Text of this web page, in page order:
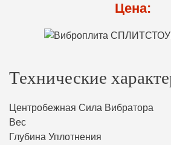
Цена:
Технические
Центробежная Сила Вибратора
Вес
Глубина Уплотнения